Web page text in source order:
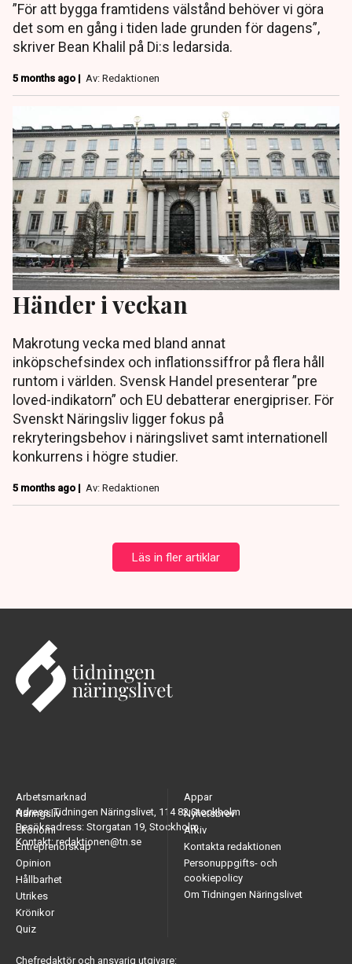
”För att bygga framtidens välstånd behöver vi göra
det som en gång i tiden lade grunden för dagens”,
skriver Bean Khalil på Di:s ledarsida.
5 months ago | Av: Redaktionen
Händer i veckan
Makrotung vecka med bland annat
inköpschefsindex och inflationssiffror på flera håll
runtom i världen. Svensk Handel presenterar ”pre
loved-indikatorn” och EU debatterar energipriser. För
Svenskt Näringsliv ligger fokus på
rekryteringsbehov i näringslivet samt internationell
konkurrens i högre studier.
5 months ago | Av: Redaktionen
Läs in fler artiklar
Adress: Tidningen Näringslivet, 114 82 Stockholm
Besöksadress: Storgatan 19, Stockholm
Kontakt: redaktionen@tn.se
Arbetsmarknad
Näringsliv
Ekonomi
Entreprenörskap
Opinion
Hållbarhet
Utrikes
Krönikor
Quiz
Appar
Nyhetsbrev
Arkiv
Kontakta redaktionen
Personuppgifts- och
cookiepolicy
Om Tidningen Näringslivet
Chefredaktör och ansvarig utgivare: